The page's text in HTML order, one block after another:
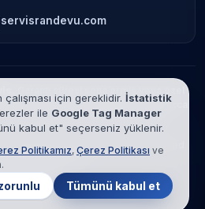
Garanti süresi sona ermiş veya özel
için hizmet verilir. Marka adları yalnızca
servis ilişkisi bulunmamaktadır.
Laboratuvar Sanayi Ve Ticaret Limited
hakları saklıdır.
Hizmet Şartları
için gereklidir. İstatistik
ile Google Tag Manager
kabul et" seçerseniz yüklenir.
Politikamız, Çerez Politikası ve
Tümünü kabul et